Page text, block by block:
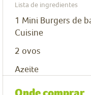
Lista de ingredientes
1 Mini Burgers de
Cuisine
2 ovos
Azeite